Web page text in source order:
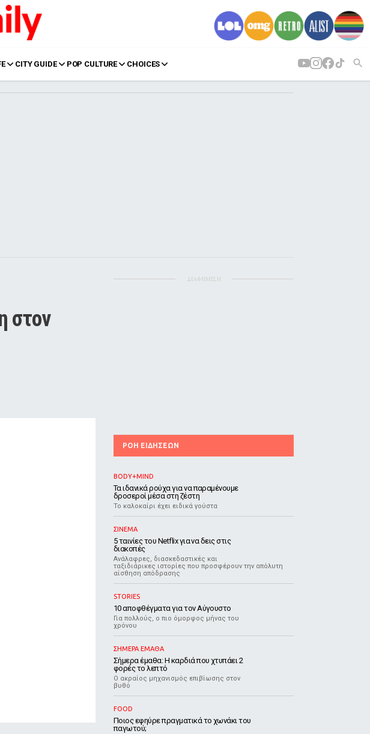
CITY GUIDE POP CULTURE CHOICES
στον
ΔΙΑΦΗΜΙΣΗ
ΡΟΗ ΕΙΔΗΣΕΩΝ
BODY+MIND
Τα ιδανικά ρούχα για να παραμένουμε
δροσεροί μέσα στη ζέστη
To καλοκαίρι έχει ειδικά γούστα
ΣΙΝΕΜΑ
5 ταινίες του Netflix για να δεις στις
διακοπές
Aνάλαφρες, διασκεδαστικές και
ταξιδιάρικες ιστορίες που προσφέρουν την απόλυτη
αίσθηση απόδρασης
STORIES
10 αποφθέγματα για τον Αύγουστο
Για πολλούς, ο πιο όμορφος μήνας του
χρόνου
ΣΗΜΕΡΑ ΕΜΑΘΑ
Σήμερα έμαθα: Η καρδιά που χτυπάει 2
φορές το λεπτό
Ο ακραίος μηχανισμός επιβίωσης στον
βυθό
FOOD
Ποιος εφηύρε πραγματικά το χωνάκι του
παγωτού;